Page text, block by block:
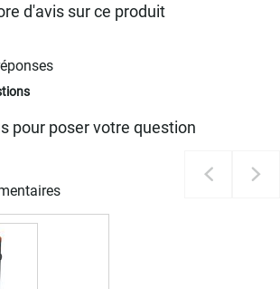
d'avis sur ce produit
pour poser votre question